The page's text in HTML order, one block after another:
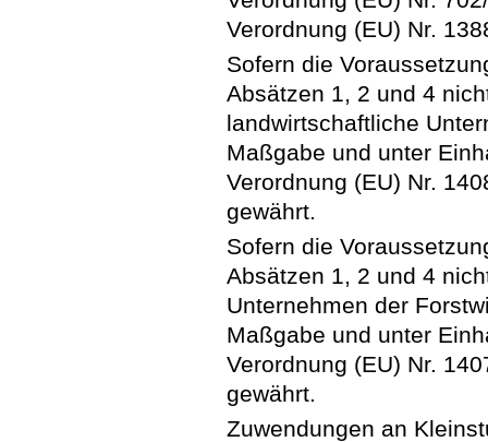
Verordnung (EU) Nr.
Sofern die
Absätzen 1, 2 und 4
landwirtschaftliche
Maßgabe und unter
Verordnung (EU) Nr.
gewährt.
Sofern die
Absätzen 1, 2 und 4
Unternehmen der
Maßgabe und unter
Verordnung (EU) Nr.
gewährt.
Zuwendungen an